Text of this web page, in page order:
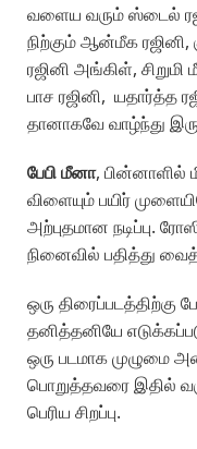
வளைய வரும் ஸ்டைல்
நிற்கும் ஆன்மீக
ரஜினி அங்கிள், சிறுமி
பாச ரஜினி, யதார்த்த
தானாகவே வாழ்ந்து
பேபி மீனா, பின்னாளில்
விளையும் பயிர்
அற்புதமான நடிப்பு.
நினைவில் பதித்து
ஒரு திரைப்படத்திற்கு
தனித்தனியே
ஒரு படமாக முழுமை
பொறுத்தவரை இதில்
பெரிய சிறப்பு.